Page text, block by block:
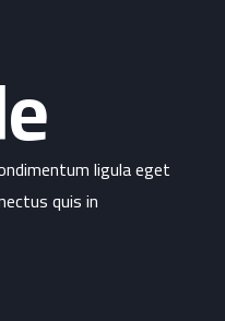
ligula eget
quis in.